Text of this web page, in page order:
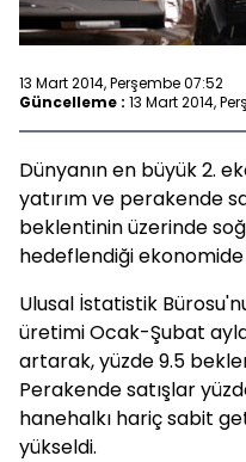
13 Mart 2014, Perşembe 07:52
Güncelleme : 13 Mart 2014,
Dünyanın en büyük 2.
yatırım ve perakende
beklentinin üzerinde
hedeflendiği
Ulusal İstatistik
üretimi Ocak-Şubat
artarak, yüzde 9.5
Perakende satışlar
hanehalkı hariç sabit
yükseldi.